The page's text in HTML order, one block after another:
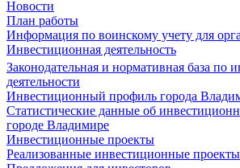
Новости
План работы
Информация по воинскому учету для
Инвестиционная деятельность
Законодательная и нормативная база по
деятельности
Инвестиционный профиль города
Статистические данные об
городе Владимире
Инвестиционные проекты
Реализованные инвестиционные проекты